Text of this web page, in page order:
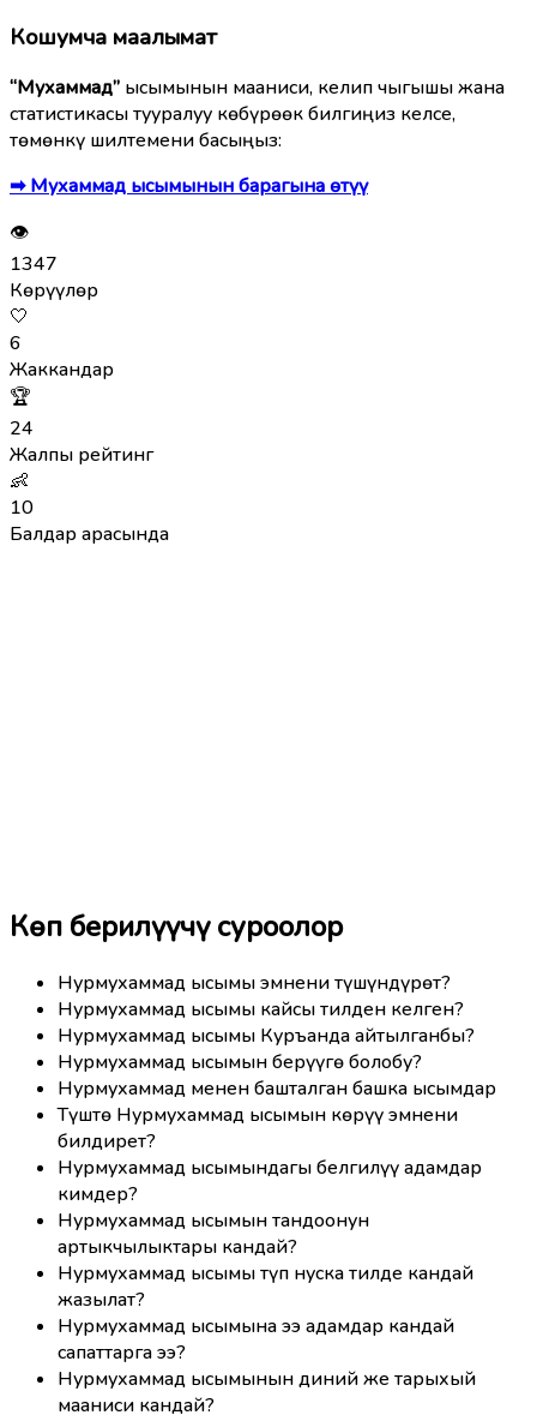
Кошумча маалымат
“Мухаммад” ысымынын мааниси, келип чыгышы жана
статистикасы тууралуу көбүрөөк билгиңиз келсе,
төмөнкү шилтемени басыңыз:
➡ Мухаммад ысымынын барагына өтүү
👁
1347
Көрүүлөр
🤍
6
Жаккандар
🏆
24
Жалпы рейтинг
👶
10
Балдар арасында
Көп берилүүчү суроолор
Нурмухаммад ысымы эмнени түшүндүрөт?
Нурмухаммад ысымы кайсы тилден келген?
Нурмухаммад ысымы Куръанда айтылганбы?
Нурмухаммад ысымын берүүгө болобу?
Нурмухаммад менен башталган башка ысымдар
Түштө Нурмухаммад ысымын көрүү эмнени
билдирет?
Нурмухаммад ысымындагы белгилүү адамдар
кимдер?
Нурмухаммад ысымын тандоонун
артыкчылыктары кандай?
Нурмухаммад ысымы түп нуска тилде кандай
жазылат?
Нурмухаммад ысымына ээ адамдар кандай
сапаттарга ээ?
Нурмухаммад ысымынын диний же тарыхый
мааниси кандай?